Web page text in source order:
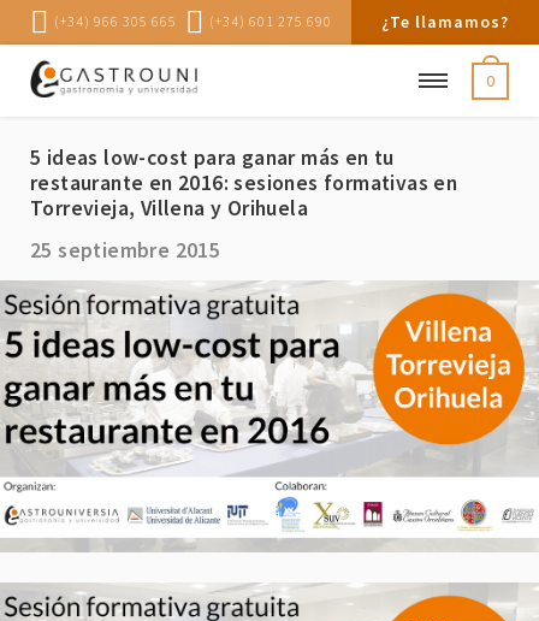
(+34) 966 305 665 (+34) 601 275 690 ¿Te llamamos?
0
5 ideas low-cost para ganar más en tu
restaurante en 2016: sesiones formativas en
Torrevieja, Villena y Orihuela
25 septiembre 2015